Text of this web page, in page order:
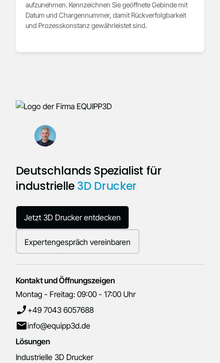
aufzunehmen. Kennzeichnen Sie geöffnete Gebinde mit
Datum und Chargennummer, damit Rückverfolgbarkeit
und Prozesskonstanz gewährleistet sind.
Deutschlands Spezialist für
industrielle3D Drucker
Jetzt 3D Drucker entdecken
Expertengespräch vereinbaren
Kontakt und Öffnungszeigen
Montag - Freitag: 09:00 - 17:00 Uhr
+49 7043 6057688
info@equipp3d.de
Lösungen
Industrielle 3D Drucker